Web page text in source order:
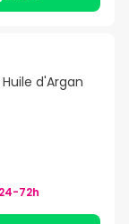
d'Argan
24-72h